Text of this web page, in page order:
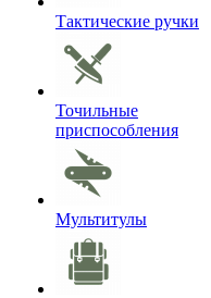
Тактические ручки
Точильные
приспособления
Мультитулы